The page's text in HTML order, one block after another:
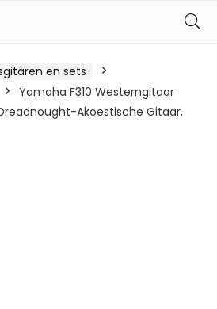
en sets
Yamaha F310 Westerngitaar
Akoestische Gitaar,